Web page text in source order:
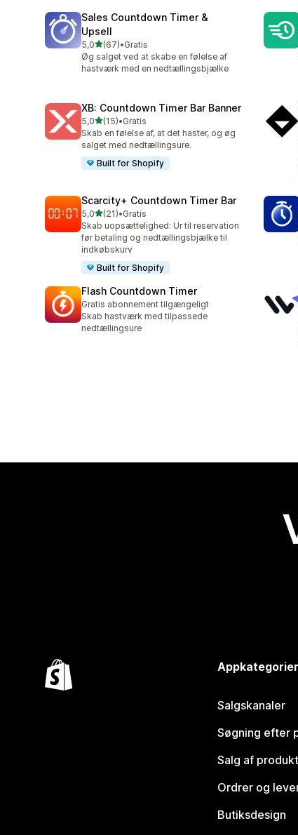
Sales Countdown Timer &
Upsell
5,0ud af 5 stjerner
(67)
67 anmeldelser i alt
•Gratis
Øg salget ved at skabe en følelse af
hastværk med en nedtællingsbjælke
XB: Countdown Timer Bar Banner
5,0ud af 5 stjerner
(15)
15 anmeldelser i alt
•Gratis
Skab en følelse af, at det haster, og øg
salget med nedtællingsure.
Built for Shopify
Scarcity+ Countdown Timer Bar
5,0ud af 5 stjerner
(21)
21 anmeldelser i alt
•Gratis
Skab uopsættelighed: Ur til reservation
før betaling og nedtællingsbjælke til
indkøbskurv
Built for Shopify
Flash Countdown Timer
Gratis abonnement tilgængeligt
Skab hastværk med tilpassede
nedtællingsure
Appkategorier
Salgskanaler
Søgning efter
Salg af
Ordrer og
Butiksdesign